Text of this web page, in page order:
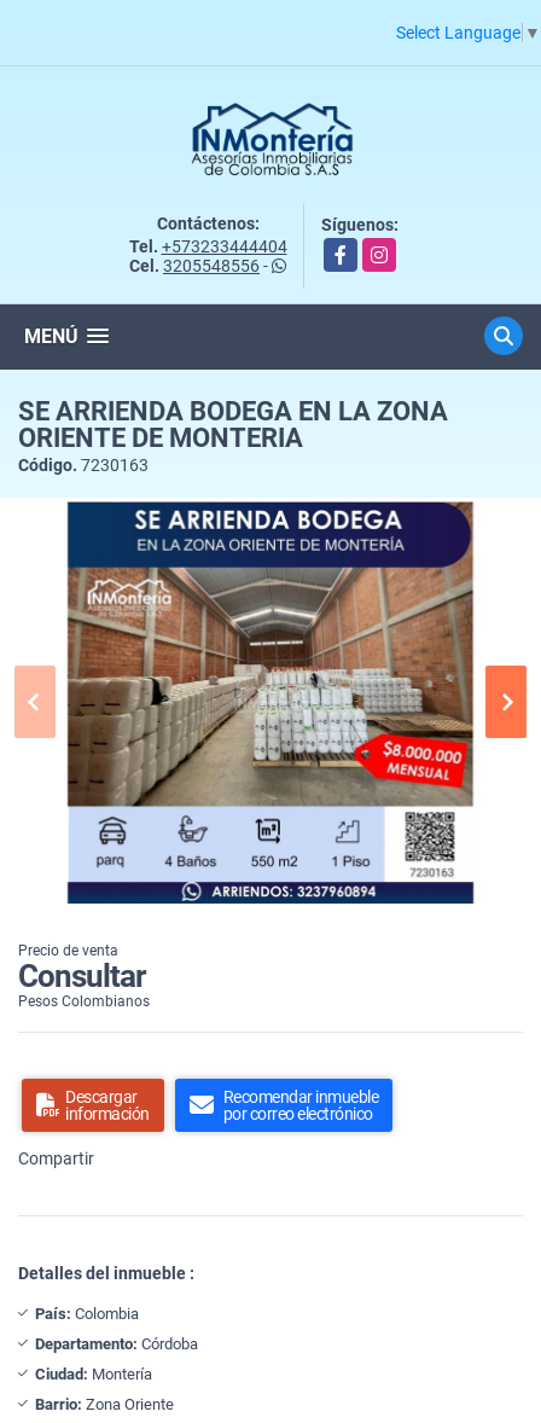
Select Language ▼
Contáctenos:
Tel. +573233444404
Cel. 3205548556-
Síguenos:
FacebookInstagram
MENÚ
SE ARRIENDA BODEGA EN LA ZONA
ORIENTE DE MONTERIA
Código. 7230163
Precio de venta
Consultar
Pesos Colombianos
Descargar
información
Recomendar inmueble
por correo electrónico
Compartir
Detalles del inmueble :
País: Colombia
Departamento: Córdoba
Ciudad: Montería
Barrio: Zona Oriente